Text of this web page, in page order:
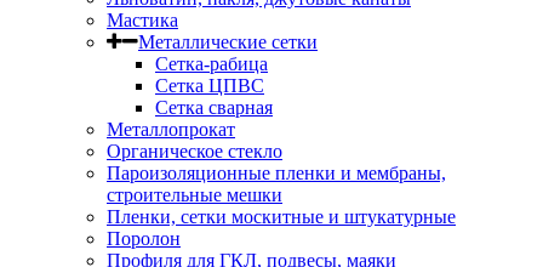
Мастика
Металлические сетки
Сетка-рабица
Сетка ЦПВС
Сетка сварная
Металлопрокат
Органическое стекло
Пароизоляционные пленки и мембраны,
строительные мешки
Пленки, сетки москитные и штукатурные
Поролон
Профиля для ГКЛ, подвесы, маяки